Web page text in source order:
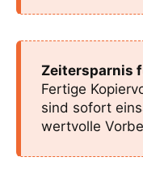
Zeitersparnis
Fertige
sind sofort
wertvolle